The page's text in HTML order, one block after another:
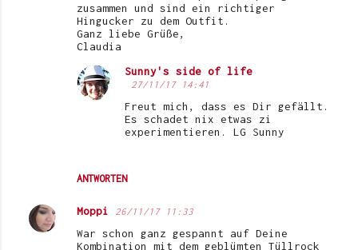
zusammen und sind ein richtiger
Hingucker zu dem Outfit.
Ganz liebe Grüße,
Claudia
ANTWORTEN
Sunny's side of life
27/11/17 14:41
Freut mich, dass es Dir gefällt.
Es schadet nix etwas zi
experimentieren. LG Sunny
Moppi 26/11/17 11:33
War schon ganz gespannt auf Deine
Kombination mit dem geblümten Tüllrock